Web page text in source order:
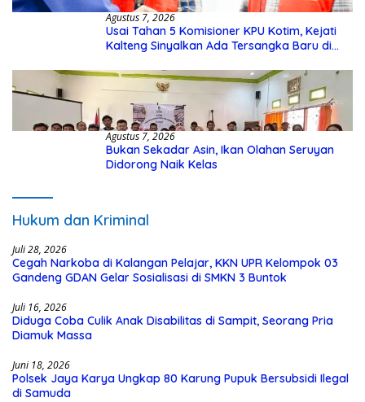
Agustus 7, 2026
Usai Tahan 5 Komisioner KPU Kotim, Kejati
Kalteng Sinyalkan Ada Tersangka Baru di
Agustus 7, 2026
Bukan Sekadar Asin, Ikan Olahan Seruyan
Didorong Naik Kelas
Hukum dan Kriminal
Juli 28, 2026
Cegah Narkoba di Kalangan Pelajar, KKN UPR Kelompok 03
Gandeng GDAN Gelar Sosialisasi di SMKN 3 Buntok
Juli 16, 2026
Diduga Coba Culik Anak Disabilitas di Sampit, Seorang Pria
Diamuk Massa
Juni 18, 2026
Polsek Jaya Karya Ungkap 80 Karung Pupuk Bersubsidi Ilegal
di Samuda